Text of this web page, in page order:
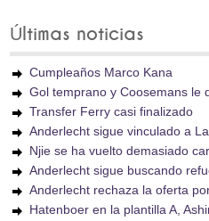
Últimas noticias
Cumpleaños Marco Kana
Gol temprano y Coosemans le
Transfer Ferry casi finalizado
Anderlecht sigue vinculado a
Njie se ha vuelto demasiado
Anderlecht sigue buscando
Anderlecht rechaza la oferta
Hatenboer en la plantilla A,